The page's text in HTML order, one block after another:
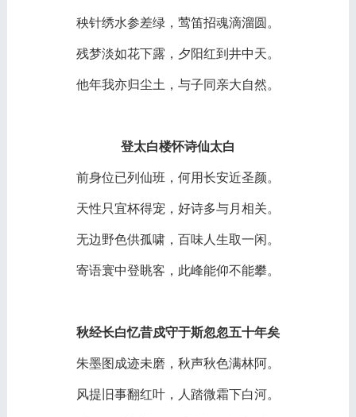
秧针绣水参差绿，莺笛招魂滴溜圆。
残梦淡如花下露，夕阳红到井中天。
他年我亦归尘土，与子同亲大自然。
登太白楼怀诗仙太白
前身位已列仙班，何用长安近圣颜。
天性只宜杯得宠，好诗多与月相关。
无边野色供孤啸，百味人生取一闲。
寄语寰中登眺客，此峰能仰不能攀。
秋经长白忆昔戍守于斯忽忽五十年矣
朱墨图成迹未磨，秋声秋色满林阿。
风提旧事翻红叶，人踏微霜下白河。